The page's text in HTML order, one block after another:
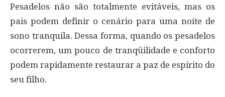
Pesadelos não são totalmente evitáveis, mas os
pais podem definir o cenário para uma noite de
sono tranquila. Dessa forma, quando os pesadelos
ocorrerem, um pouco de tranqüilidade e conforto
podem rapidamente restaurar a paz de espírito do
seu filho.